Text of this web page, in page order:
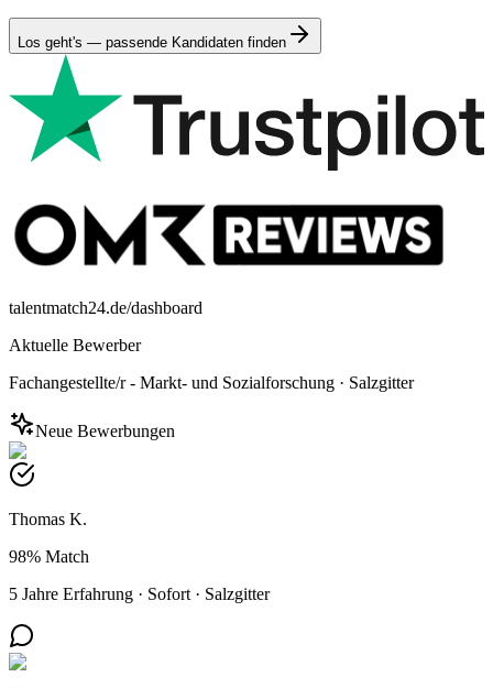
Los geht's — passende Kandidaten finden
talentmatch24.de/dashboard
Aktuelle Bewerber
Fachangestellte/r - Markt- und Sozialforschung · Salzgitter
Neue Bewerbungen
Thomas K.
98% Match
5 Jahre Erfahrung · Sofort · Salzgitter